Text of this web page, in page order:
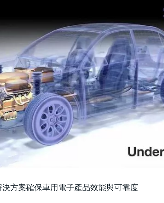
方案確保車用電子產品效能與可靠度